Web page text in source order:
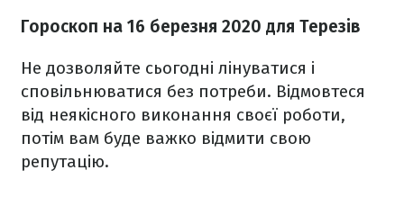
Гороскоп на 16 березня 2020 для Терезів
Не дозволяйте сьогодні лінуватися і
сповільнюватися без потреби. Відмовтеся
від неякісного виконання своєї роботи,
потім вам буде важко відмити свою
репутацію.